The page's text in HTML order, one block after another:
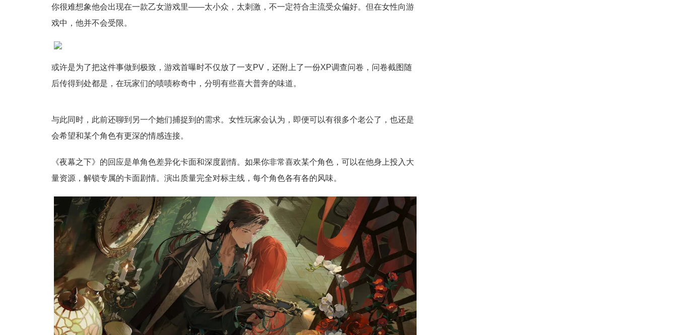
你很难想象他会出现在一款乙女游戏里——太小众，太刺激，不一定符合主流受众偏好。但在女性向游
戏中，他并不会受限。
或许是为了把这件事做到极致，游戏首曝时不仅放了一支PV，还附上了一份XP调查问卷，问卷截图随
后传得到处都是，在玩家们的啧啧称奇中，分明有些喜大普奔的味道。